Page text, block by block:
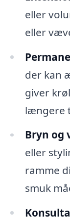
eller
eller
der kan
giver
længere
Bryn og
eller
ramme
smuk